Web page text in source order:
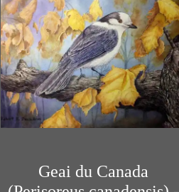
Geai du Canada